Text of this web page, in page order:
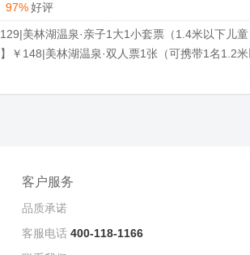
97%好评
客户服务
品质承诺
客服电话 400-118-1166